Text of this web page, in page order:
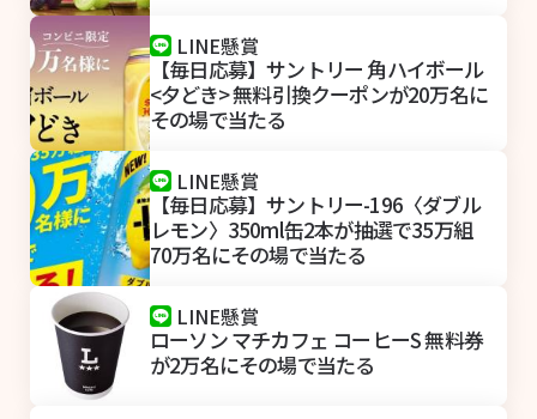
LINE懸賞
【毎日応募】サントリー 角ハイボール
<夕どき> 無料引換クーポンが20万名に
その場で当たる
LINE懸賞
【毎日応募】サントリー-196〈ダブル
レモン〉350ml缶2本が抽選で35万組
70万名にその場で当たる
LINE懸賞
ローソン マチカフェ コーヒーS 無料券
が2万名にその場で当たる